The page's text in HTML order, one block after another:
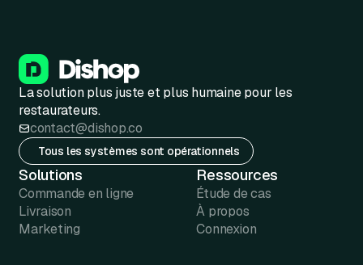
La solution plus juste et plus humaine pour les
restaurateurs.
contact@dishop.co
Tous les systèmes sont opérationnels
Solutions
Commande en ligne
Livraison
Marketing
Ressources
Étude de cas
À propos
Connexion